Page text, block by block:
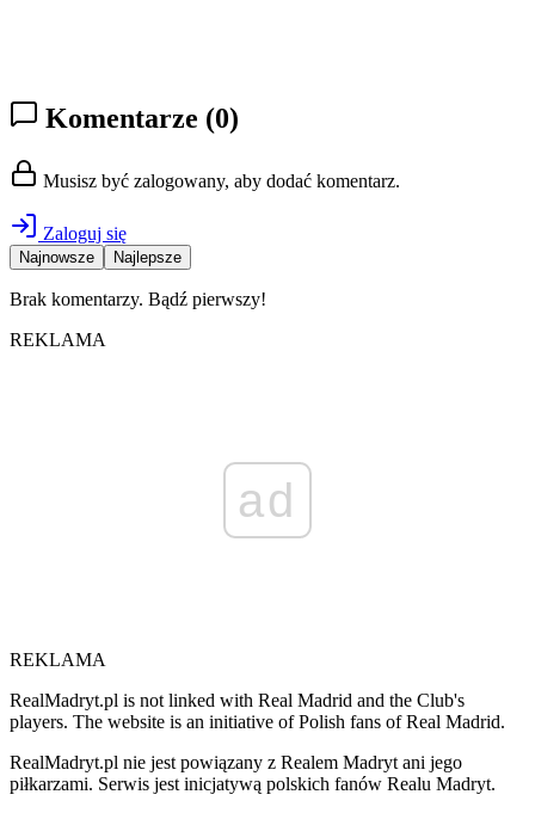
Komentarze (0)
Musisz być zalogowany, aby dodać komentarz.
Zaloguj się
Najnowsze Najlepsze
Brak komentarzy. Bądź pierwszy!
REKLAMA
ad
REKLAMA
RealMadryt.pl is not linked with Real Madrid and the Club's
players. The website is an initiative of Polish fans of Real Madrid.
RealMadryt.pl nie jest powiązany z Realem Madryt ani jego
piłkarzami. Serwis jest inicjatywą polskich fanów Realu Madryt.